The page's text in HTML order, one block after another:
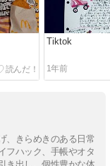
Tiktok
1年前
、きらめきのある日常
フハック、手帳やオタ